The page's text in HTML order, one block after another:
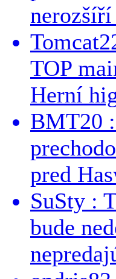
TOP
Herní
BMT20
pred
SuSty :
bude